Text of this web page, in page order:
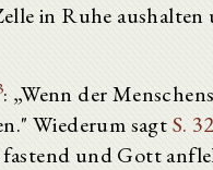
in Ruhe aushalten
: „Wenn der
Wiederum sagtS.
fastend und Gott